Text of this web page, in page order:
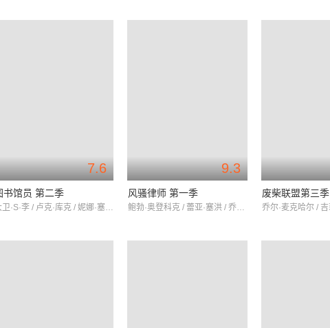
7.6
书馆员 第二季
大卫·S·李 / 卢克·库克 / 妮娜·塞尼卡
9.3
风骚律师 第一季
鲍勃·奥登科克 / 蕾亚·塞洪 / 乔纳森·班克斯
废柴联盟第三季